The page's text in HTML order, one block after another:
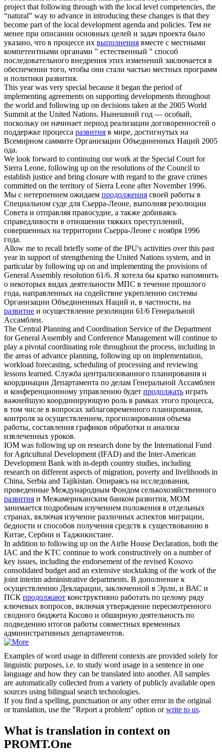
project thatfollowing through with the local level competencies, the
“natural” way to advance in introducing these changes is that they
become part of the local development agenda and policies. Тем не
менее при описании основных целей и задач проекта было
указано, что в процессе их выполнения вместе с местными
компетентными органами " естественный " способ
последовательного внедрения этих изменений заключается в
обеспечении того, чтобы они стали частью местных программ
и политики развития.
This year was very special because it began the period of
implementing agreements on supporting developments throughout
the world and following up on decisions taken at the 2005 World
Summit at the United Nations. Нынешний год — особый,
поскольку он начинает период реализации договоренностей о
поддержке процесса развития в мире, достигнутых на
Всемирном саммите Организации Объединенных Наций 2005
ода.
We look forward to continuing our work at the Special Court for
Sierra Leone, following up on the resolutions of the Council to
establish justice and bring closure with regard to the grave crimes
committed on the territory of Sierra Leone after November 1996.
Мы с нетерпением ожидаем продолжения своей работы в
Специальном суде для Сьерра-Леоне, выполняя резолюции
Совета и отправляя правосудие, а также добиваясь
справедливости в отношении тяжких преступлений,
совершенных на территории Сьерра-Леоне с ноября 1996
года.
Allow me to recall briefly some of the IPU's activities over this past
year in support of strengthening the United Nations system, and in
particular by following up on and implementing the provisions of
General Assembly resolution 61/6. Я хотела бы кратко напомнить
о некоторых видах деятельности МПС в течение прошлого
года, направленных на содействие укреплению системы
Организации Объединенных Наций и, в частности, на
развитие и осуществление резолюции 61/6 Генеральной
Ассамблеи.
The Central Planning and Coordination Service of the Department
for General Assembly and Conference Management will continue to
play a pivotal coordinating role throughout the process, including in
the areas of advance planning, following up on implementation,
workload forecasting, scheduling of processing and reviewing
lessons learned. Служба централизованного планирования и
координации Департамента по делам Генеральной Ассамблеи
и конференционному управлению будет продолжать играть
важнейшую координирующую роль в рамках этого процесса,
в том числе в вопросах заблаговременного планирования,
контроля за осуществлением, прогнозирования объема
работы, составления графиков обработки и анализа
извлеченных уроков.
IOM was following up on research done by the International Fund
for Agricultural Development (IFAD) and the Inter-American
Development Bank with in-depth country studies, including
research on different aspects of migration, poverty and livelihoods in
China, Serbia and Tajikistan. Опираясь на исследования,
проведенные Международным Фондом селькохозяйственного
развития и Межамериканским банком развития, МОМ
занимается подробным изучением положения в отдельных
странах, включая изучение различных аспектов миграции,
бедности и способов получения средств к существованию в
Китае, Сербии и Таджикистане.
In addition to following up on the Airlie House Declaration, both the
IAC and the KTC continue to work constructively on a number of
key issues, including the endorsement of the revised Kosovo
consolidated budget and an extensive stocktaking of the work of the
joint interim administrative departments. В дополнение к
осуществлению Декларации, заключенной в Эрли, и ВАС и
ПСК продолжают конструктивно работать по целому ряду
ключевых вопросов, включая утверждение пересмотренного
сводного бюджета Косово и обширную деятельность по
подведению итогов работы совместных временных
административных департаментов.
Examples of word usage in different contexts are provided solely for
linguistic purposes, i.e. to study word usage in a sentence in one
language and how they can be translated into another. All samples
are automatically collected from a variety of publicly available open
sources using bilingual search technologies.
If you find a spelling, punctuation or any other error in the original
or translation, use the "Report a problem" option orwrite to us.
What is translation in context on
PROMT.One